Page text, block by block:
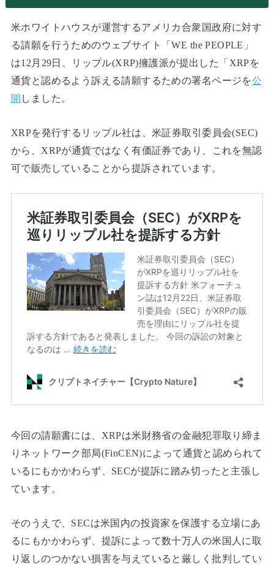
米ホワイトハウスが運営するアメリカ合衆国政府に対す
る請願を行うためのウェブサイト「WE the PEOPLE」
は12月29日、リップル(XRP)擁護派が提出した「XRPを
通貨と認めるよう訴える請願するための署名ページを公
開 しました。
XRPを発行するリップル社は、米証券取引委員会(SEC)
から、XRPが通貨ではなく有価証券であり、これを無認
可で販売していることから提訴されています。
今回の請願書には、XRPは米財務省の金融犯罪取り締ま
りネットワーク部局(FinCEN)によって通貨と認められて
いるにもかかわらず、SECが提訴に踏み切ったと主張し
ています。
そのうえで、SECは米国内の投資家を保護する立場にあ
るにもかかわらず、提訴によって数十万人の米国人に取
り返しのつかない損害を与えていると厳しく批判してい